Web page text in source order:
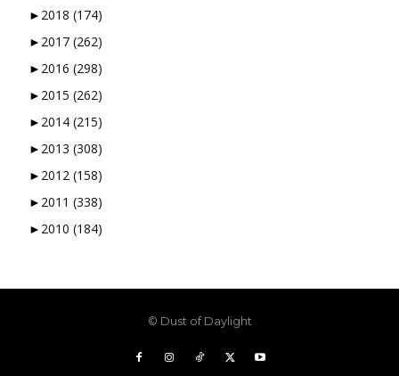
► 2018 (174)
► 2017 (262)
► 2016 (298)
► 2015 (262)
► 2014 (215)
► 2013 (308)
► 2012 (158)
► 2011 (338)
► 2010 (184)
© Dust of Daylight